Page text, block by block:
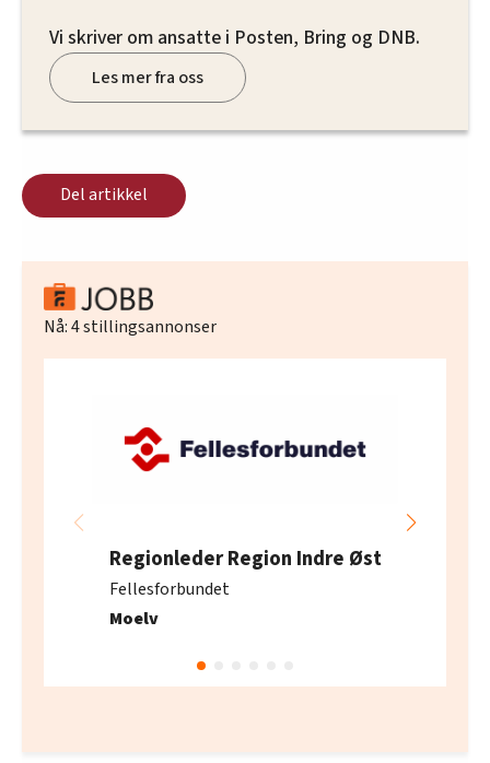
Vi skriver om ansatte i Posten, Bring og DNB.
Les mer fra oss
Del artikkel
Nå:4stillingsannonser
Regionleder Region Indre Øst
Fellesforbundet
Moelv